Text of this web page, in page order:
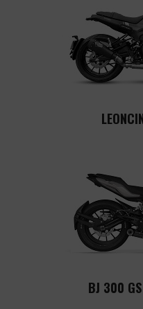
BJ 300